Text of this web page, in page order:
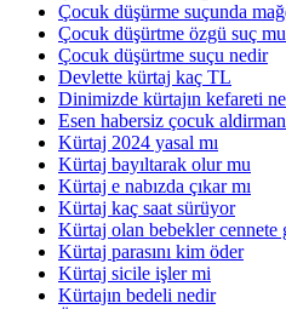
Çocuk düşürme suçunda
Çocuk düşürtme özgü suç
Çocuk düşürtme suçu nedir
Devlette kürtaj kaç TL
Dinimizde kürtajın kefareti
Esen habersiz çocuk
Kürtaj 2024 yasal mı
Kürtaj bayıltarak olur mu
Kürtaj e nabızda çıkar mı
Kürtaj kaç saat sürüyor
Kürtaj olan bebekler cennete
Kürtaj parasını kim öder
Kürtaj sicile işler mi
Kürtajın bedeli nedir